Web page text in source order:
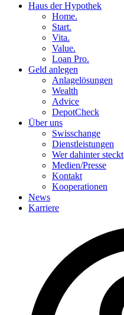
Haus der Hypothek
Home.
Start.
Vita.
Value.
Loan Pro.
Geld anlegen
Anlagelösungen
Wealth
Advice
DepotCheck
Über uns
Swisschange
Dienstleistungen
Wer dahinter steckt
Medien/Presse
Kontakt
Kooperationen
News
Karriere